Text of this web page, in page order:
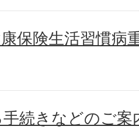
保険生活習慣病
続きなどのご案